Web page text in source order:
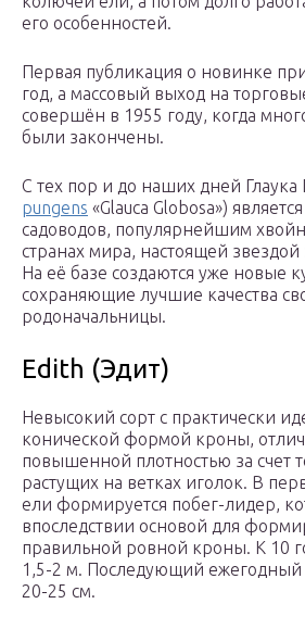
его особенностей.
Первая публикация о новинке
год, а массовый выход на
совершён в 1955 году, когда
были закончены.
С тех пор и до наших дней Глаука
pungens «Glauca Globosa»)
садоводов, популярнейшим
странах мира, настоящей
На её базе создаются уже новые
сохраняющие лучшие качества
родоначальницы.
Edith (Эдит)
Невысокий сорт с практически
конической формой кроны,
повышенной плотностью за счет
растущих на ветках иголок. В
ели формируется побег-лидер,
впоследствии основой для
правильной ровной кроны. К 10
1,5-2 м. Последующий ежегодный
20-25 см.